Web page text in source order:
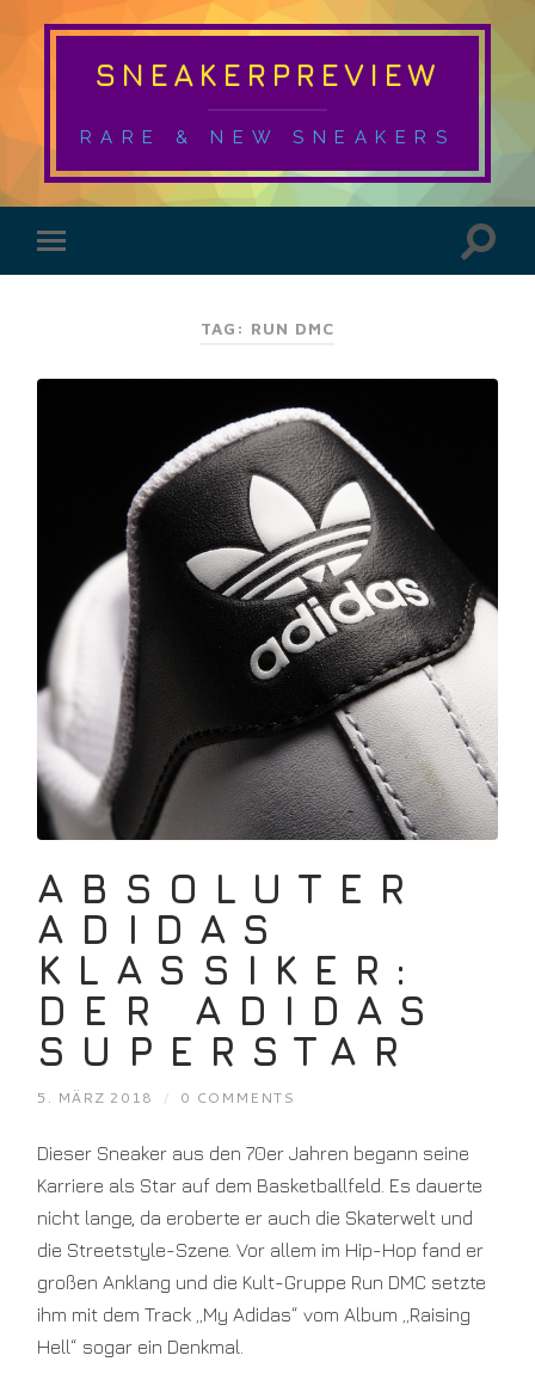
SNEAKERPREVIEW
RARE & NEW SNEAKERS
TAG: RUN DMC
ABSOLUTER
ADIDAS
KLASSIKER:
DER ADIDAS
SUPERSTAR
5. MÄRZ 2018 / 0 COMMENTS
Dieser Sneaker aus den 70er Jahren begann seine
Karriere als Star auf dem Basketballfeld. Es dauerte
nicht lange, da eroberte er auch die Skaterwelt und
die Streetstyle-Szene. Vor allem im Hip-Hop fand er
großen Anklang und die Kult-Gruppe Run DMC setzte
ihm mit dem Track „My Adidas“ vom Album „Raising
Hell“ sogar ein Denkmal.